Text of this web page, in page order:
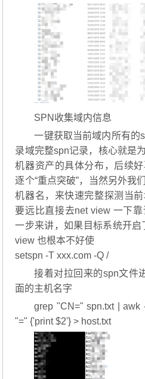
SPN收集域内信息
一键获取当前域内所有的
录域完整spn记录，核心就是
机器资产的具体分布，后续
逐个“重点突破”，当然另外我
机器名，来快速完整探测当
要远比直接去net view 一下
一步来讲，如果目标系统开
view 也根本不好使
setspn -T xxx.com -Q /
接着对拉回来的spn文件
面的主机名字
grep "CN=" spn.txt |
"=" {'print $2'} > host.txt